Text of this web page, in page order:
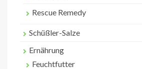
Rescue Remedy
Schüßler-Salze
Ernährung
Feuchtfutter